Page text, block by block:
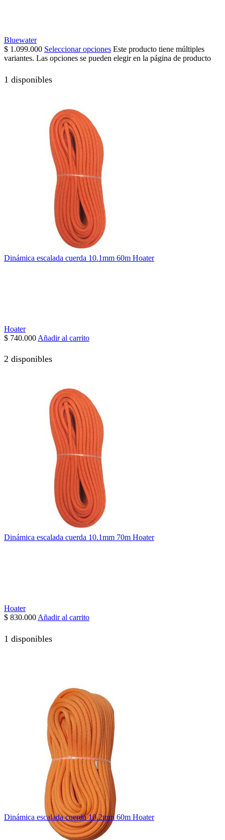
Bluewater
$ 1.099.000 Seleccionar opciones Este producto tiene múltiples
variantes. Las opciones se pueden elegir en la página de producto
1 disponibles
Dinámica escalada cuerda 10.1mm 60m Hoater
Hoater
$ 740.000 Añadir al carrito
2 disponibles
Dinámica escalada cuerda 10.1mm 70m Hoater
Hoater
$ 830.000 Añadir al carrito
1 disponibles
Dinámica escalada cuerda 10.2mm 60m Hoater